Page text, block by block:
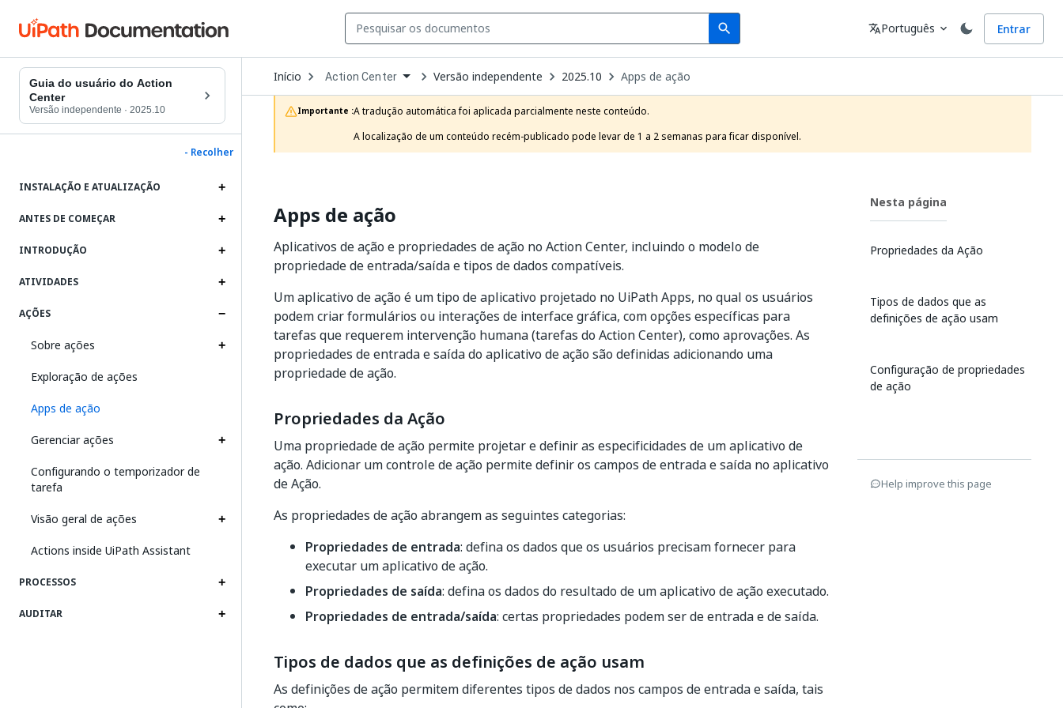
search
Search Idioma
translatePortuguês expand_more Entrar
Guia do usuário do Action
Center
Versão independente · 2025.10
- Recolher
INSTALAÇÃO E ATUALIZAÇÃO
ANTES DE COMEÇAR
INTRODUÇÃO
ATIVIDADES
AÇÕES
Sobre ações
Exploração de ações
Apps de ação
Gerenciar ações
Configurando o temporizador de
tarefa
Visão geral de ações
Actions inside UiPath Assistant
PROCESSOS
AUDITAR
Início Open
Dropdown
to
choose
product
Action Center Versão independente 2025.10 Apps de ação
Importante :A tradução automática foi aplicada parcialmente neste conteúdo.
A localização de um conteúdo recém-publicado pode levar de 1 a 2 semanas para ficar disponível.
Apps de ação
Aplicativos de ação e propriedades de ação no Action Center, incluindo o modelo de
propriedade de entrada/saída e tipos de dados compatíveis.
Um aplicativo de ação é um tipo de aplicativo projetado no UiPath Apps, no qual os usuários
podem criar formulários ou interações de interface gráfica, com opções específicas para
tarefas que requerem intervenção humana (tarefas do Action Center), como aprovações. As
propriedades de entrada e saída do aplicativo de ação são definidas adicionando uma
propriedade de ação.
Propriedades da Ação
Uma propriedade de ação permite projetar e definir as especificidades de um aplicativo de
ação. Adicionar um controle de ação permite definir os campos de entrada e saída no aplicativo
de Ação.
As propriedades de ação abrangem as seguintes categorias:
Propriedades de entrada: defina os dados que os usuários precisam fornecer para
executar um aplicativo de ação.
Propriedades de saída: defina os dados do resultado de um aplicativo de ação executado.
Propriedades de entrada/saída: certas propriedades podem ser de entrada e de saída.
Tipos de dados que as definições de ação usam
As definições de ação permitem diferentes tipos de dados nos campos de entrada e saída, tais
Nesta página
Propriedades da Ação
Tipos de dados que as
definições de ação usam
Configuração de propriedades
de ação
Help improve this page